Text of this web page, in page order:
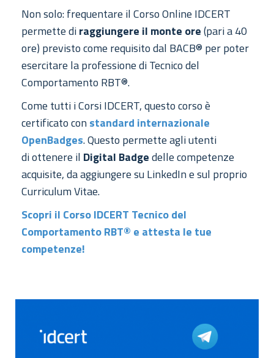
Non solo: frequentare il Corso Online IDCERT
permette diraggiungere il monte ore(pari a 40
ore) previsto come requisito dal BACB® per poter
esercitare la professione di Tecnico del
Comportamento RBT®.
Come tutti i Corsi IDCERT, questo corso è
certificato con standard internazionale
OpenBadges. Questo permette agli utenti
di ottenere il Digital Badgedelle competenze
acquisite, da aggiungere su LinkedIn e sul proprio
Curriculum Vitae.
Scopri il Corso IDCERT Tecnico del
Comportamento RBT® e attesta le tue
competenze!